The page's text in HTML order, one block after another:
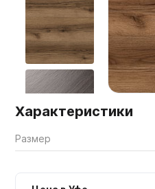
Характеристики
Размер